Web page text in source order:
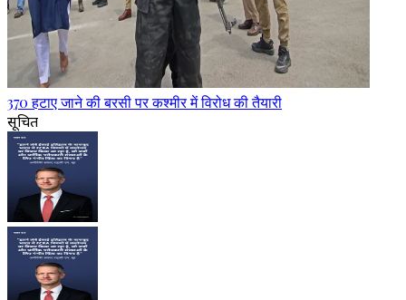
370 हटाए जाने की बरसी पर कश्मीर में विरोध की तैयारी
सूचित